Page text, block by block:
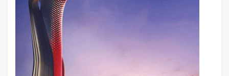
8 saat önce
AJet Uçuşlarıyla Rus Turist İçin Yeni
Türkiye Rotası
9 saat önce
Airbus Temmuz bilançosunu açıkladı: